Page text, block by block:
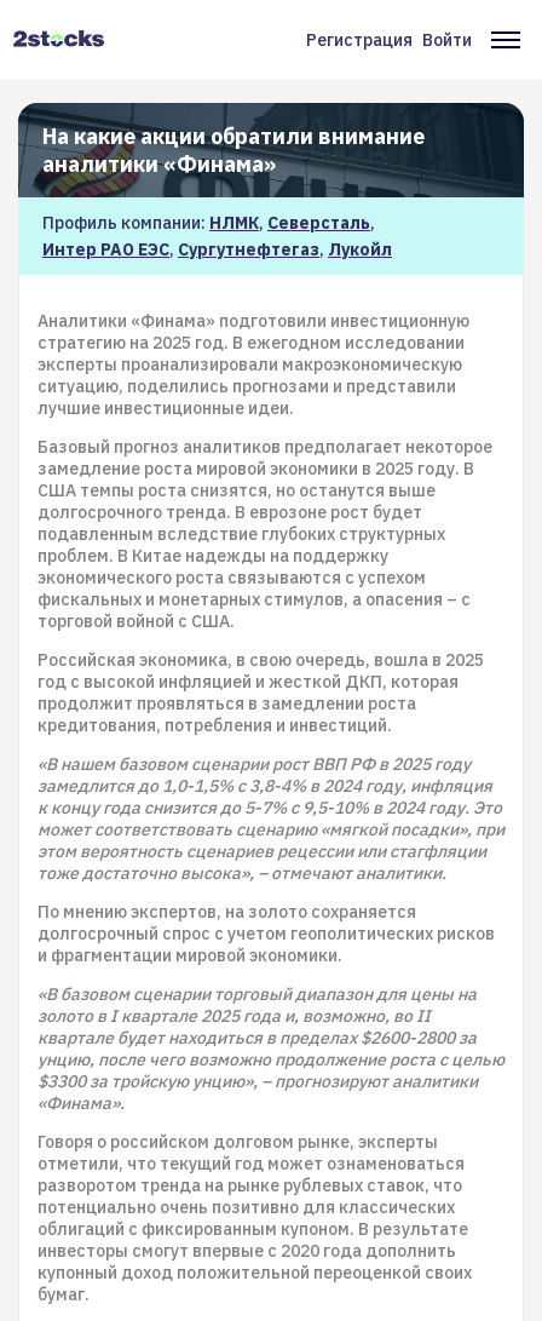
Меню
учётной
записи
пользователя
Регистрация Войти
На какие акции обратили внимание
аналитики «Финама»
Профиль компании: НЛМК, Северсталь,
Интер РАО ЕЭС, Сургутнефтегаз, Лукойл
Аналитики «Финама» подготовили инвестиционную
стратегию на 2025 год. В ежегодном исследовании
эксперты проанализировали макроэкономическую
ситуацию, поделились прогнозами и представили
лучшие инвестиционные идеи.
Базовый прогноз аналитиков предполагает некоторое
замедление роста мировой экономики в 2025 году. В
США темпы роста снизятся, но останутся выше
долгосрочного тренда. В еврозоне рост будет
подавленным вследствие глубоких структурных
проблем. В Китае надежды на поддержку
экономического роста связываются с успехом
фискальных и монетарных стимулов, а опасения – с
торговой войной с США.
Российская экономика, в свою очередь, вошла в 2025
год с высокой инфляцией и жесткой ДКП, которая
продолжит проявляться в замедлении роста
кредитования, потребления и инвестиций.
«В нашем базовом сценарии рост ВВП РФ в 2025 году
замедлится до 1,0-1,5% с 3,8-4% в 2024 году, инфляция
к концу года снизится до 5-7% с 9,5-10% в 2024 году. Это
может соответствовать сценарию «мягкой посадки», при
этом вероятность сценариев рецессии или стагфляции
тоже достаточно высока», – отмечают аналитики.
По мнению экспертов, на золото сохраняется
долгосрочный спрос с учетом геополитических рисков
и фрагментации мировой экономики.
«В базовом сценарии торговый диапазон для цены на
золото в I квартале 2025 года и, возможно, во II
квартале будет находиться в пределах $2600-2800 за
унцию, после чего возможно продолжение роста с целью
$3300 за тройскую унцию», – прогнозируют аналитики
«Финама».
Говоря о российском долговом рынке, эксперты
отметили, что текущий год может ознаменоваться
разворотом тренда на рынке рублевых ставок, что
потенциально очень позитивно для классических
облигаций с фиксированным купоном. В результате
инвесторы смогут впервые с 2020 года дополнить
купонный доход положительной переоценкой своих
бумаг.